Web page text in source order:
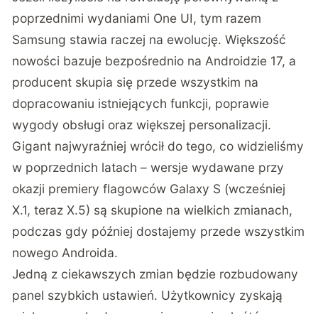
poprzednimi wydaniami One UI, tym razem
Samsung stawia raczej na ewolucję. Większość
nowości bazuje bezpośrednio na Androidzie 17, a
producent skupia się przede wszystkim na
dopracowaniu istniejących funkcji, poprawie
wygody obsługi oraz większej personalizacji.
Gigant najwyraźniej wrócił do tego, co widzieliśmy
w poprzednich latach – wersje wydawane przy
okazji premiery flagowców Galaxy S (wcześniej
X.1, teraz X.5) są skupione na wielkich zmianach,
podczas gdy później dostajemy przede wszystkim
nowego Androida.
Jedną z ciekawszych zmian będzie rozbudowany
panel szybkich ustawień. Użytkownicy zyskają